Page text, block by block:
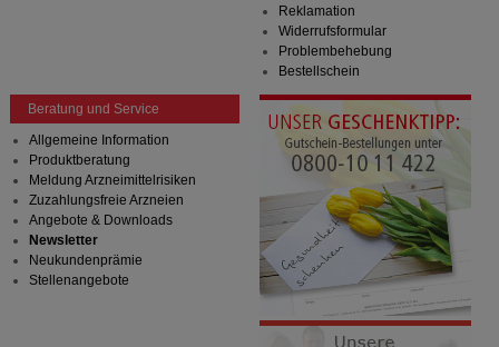
Reklamation
Widerrufsformular
Problembehebung
Bestellschein
Beratung und Service
Allgemeine Information
Produktberatung
Meldung Arzneimittelrisiken
Zuzahlungsfreie Arzneien
Angebote & Downloads
Newsletter
Neukundenprämie
Stellenangebote